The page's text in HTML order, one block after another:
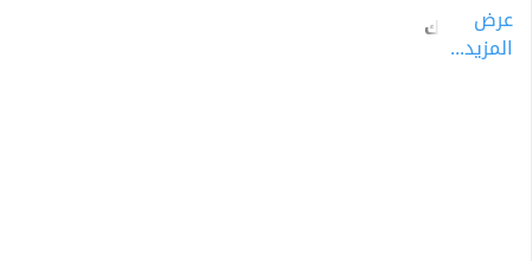
ويي ريوك
عرض
المزيد...